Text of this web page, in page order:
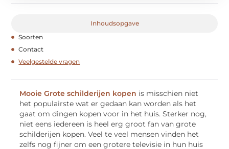
Inhoudsopgave
Soorten
Contact
Veelgestelde vragen
Mooie Grote schilderijen kopen is misschien niet
het populairste wat er gedaan kan worden als het
gaat om dingen kopen voor in het huis. Sterker nog,
niet eens iedereen is heel erg groot fan van grote
schilderijen kopen. Veel te veel mensen vinden het
zelfs nog fijner om een grotere televisie in hun huis